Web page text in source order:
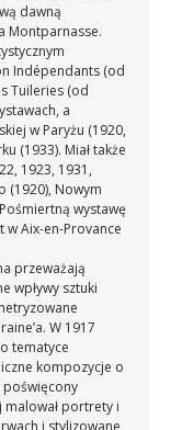
dawną
Montparnasse.
Indépendants (od
Tuileries (od
a
w Paryżu (1920,
(1933). Miał także
1923, 1931,
(1920), Nowym
wystawę
Aix-en-Provance
przeważają
wpływy sztuki
W 1917
tematyce
kompozycje o
malował portrety i